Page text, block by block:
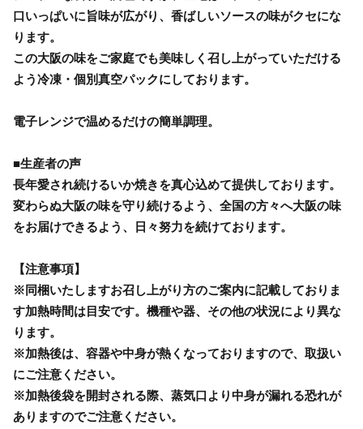
口いっぱいに旨味が広がり、香ばしいソースの味がクセにな
ります。
この大阪の味をご家庭でも美味しく召し上がっていただける
よう冷凍・個別真空パックにしております。
電子レンジで温めるだけの簡単調理。
■生産者の声
長年愛され続けるいか焼きを真心込めて提供しております。
変わらぬ大阪の味を守り続けるよう、全国の方々へ大阪の味
をお届けできるよう、日々努力を続けております。
【注意事項】
※同梱いたしますお召し上がり方のご案内に記載しておりま
す加熱時間は目安です。機種や器、その他の状況により異な
ります。
※加熱後は、容器や中身が熱くなっておりますので、取扱い
にご注意ください。
※加熱後袋を開封される際、蒸気口より中身が漏れる恐れが
ありますのでご注意ください。